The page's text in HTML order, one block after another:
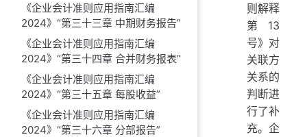
《企业会计准则应用指南汇编
2024》“第三十三章 中期财务报告”
《企业会计准则应用指南汇编
2024》“第三十四章 合并财务报表”
《企业会计准则应用指南汇编
2024》“第三十五章 每股收益”
《企业会计准则应用指南汇编
2024》“第三十六章 分部报告”
则解释
第13
号》对
关联方
关系的
判断进
行了补
充。企